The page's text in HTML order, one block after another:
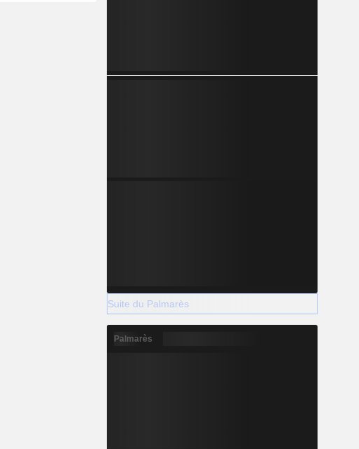
Suite du Palmarès
Palmarès